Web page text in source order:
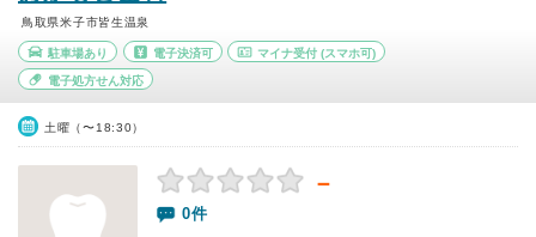
鳥取県米子市皆生温泉
駐車場あり 電子決済可 マイナ受付 (スマホ可)
電子処方せん対応
土曜（〜18:30）
－
0件